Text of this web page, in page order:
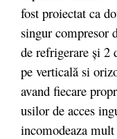
fost proiectat ca
singur compresor
de refrigerare şi 2
pe verticală si
avand fiecare
usilor de acces
incomodeaza